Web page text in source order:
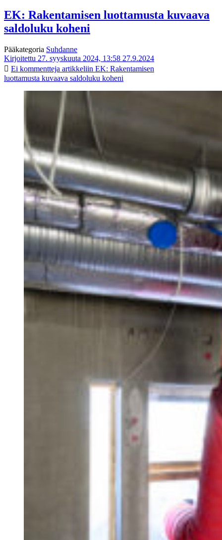
EK: Rakentamisen luottamusta kuvaava
saldoluku koheni
Pääkategoria Suhdanne
Kirjoitettu 27. syyskuuta 2024, 13:58 27.9.2024
Ei kommentteja artikkeliin EK: Rakentamisen
luottamusta kuvaava saldoluku koheni